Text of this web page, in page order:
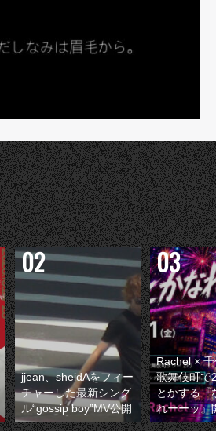
jjean、sheidAをフィー
チャーした最新シング
ル“gossip boy”MV公開
Rachel ×
歌舞伎町で
とかする『
れーーッ』